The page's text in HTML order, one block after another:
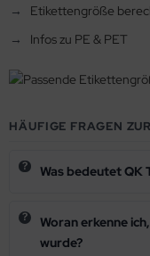
Etikettengröße
Infos zu PE & PET
HÄUFIGE FRAGEN
Was bedeutet QK
Woran erkenne
wurde?